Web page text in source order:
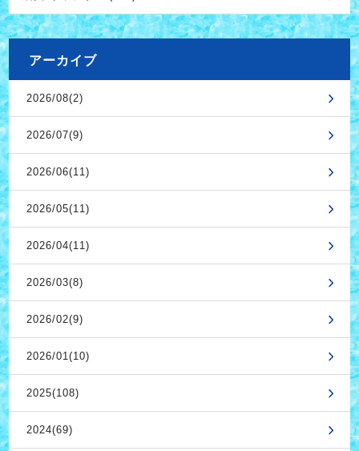
アーカイブ
2026/08(2)
2026/07(9)
2026/06(11)
2026/05(11)
2026/04(11)
2026/03(8)
2026/02(9)
2026/01(10)
2025(108)
2024(69)